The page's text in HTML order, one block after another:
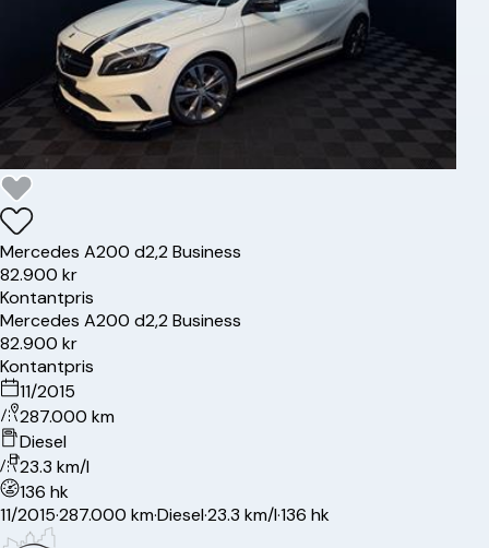
Mercedes A200 d2,2 Business
82.900 kr
Kontantpris
Mercedes A200 d2,2 Business
82.900 kr
Kontantpris
11/2015
287.000 km
Diesel
23.3 km/l
136 hk
11/2015·287.000 km·Diesel·23.3 km/l·136 hk